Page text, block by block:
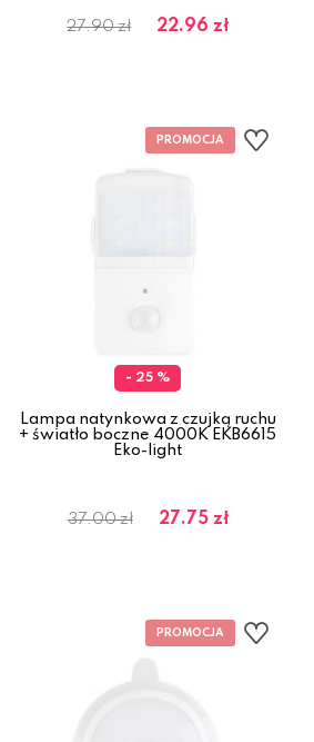
27.90 zł 22.96 zł
- 25 %
Lampa natynkowa z czujką ruchu
+ światło boczne 4000K EKB6615
Eko-light
37.00 zł 27.75 zł